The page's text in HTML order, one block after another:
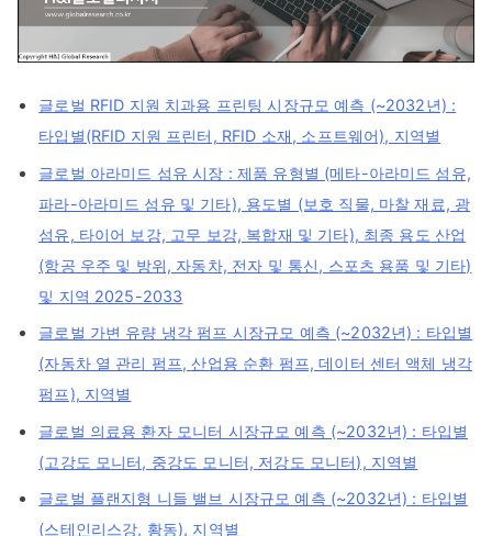
글로벌 RFID 지원 치과용 프린팅 시장규모 예측 (~2032년) :
타입별(RFID 지원 프린터, RFID 소재, 소프트웨어), 지역별
글로벌 아라미드 섬유 시장 : 제품 유형별 (메타-아라미드 섬유,
파라-아라미드 섬유 및 기타), 용도별 (보호 직물, 마찰 재료, 광
섬유, 타이어 보강, 고무 보강, 복합재 및 기타), 최종 용도 산업
(항공 우주 및 방위, 자동차, 전자 및 통신, 스포츠 용품 및 기타)
및 지역 2025-2033
글로벌 가변 유량 냉각 펌프 시장규모 예측 (~2032년) : 타입별
(자동차 열 관리 펌프, 산업용 순환 펌프, 데이터 센터 액체 냉각
펌프), 지역별
글로벌 의료용 환자 모니터 시장규모 예측 (~2032년) : 타입별
(고강도 모니터, 중강도 모니터, 저강도 모니터), 지역별
글로벌 플랜지형 니들 밸브 시장규모 예측 (~2032년) : 타입별
(스테인리스강, 황동), 지역별